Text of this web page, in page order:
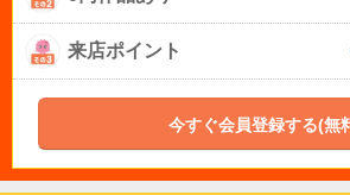
来店ポイント
今すぐ会員登録する(無